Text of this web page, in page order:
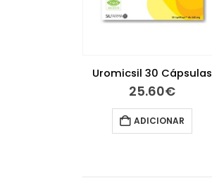
Uromicsil 30 Cápsulas
25.60€
ADICIONAR